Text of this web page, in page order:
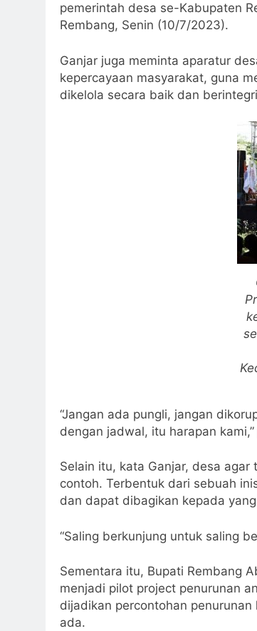
pemerintah desa se-Kabupaten
Rembang, Senin (10/7/2023).
Ganjar juga meminta aparatur
kepercayaan masyarakat, guna
dikelola secara baik dan
“Jangan ada pungli, jangan
dengan jadwal, itu harapan
Selain itu, kata Ganjar, desa
contoh. Terbentuk dari sebuah
dan dapat dibagikan kepada
“Saling berkunjung untuk saling
Sementara itu, Bupati Rembang
menjadi pilot project penurunan
dijadikan percontohan
ada.